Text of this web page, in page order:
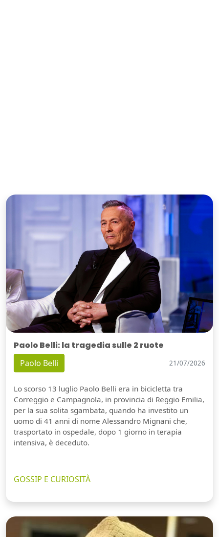
Paolo Belli: la tragedia sulle 2 ruote
Paolo Belli 21/07/2026
Lo scorso 13 luglio Paolo Belli era in bicicletta tra
Correggio e Campagnola, in provincia di Reggio Emilia,
per la sua solita sgambata, quando ha investito un
uomo di 41 anni di nome Alessandro Mignani che,
trasportato in ospedale, dopo 1 giorno in terapia
intensiva, è deceduto.
GOSSIP E CURIOSITÀ